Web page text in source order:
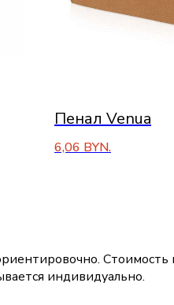
Пенал Venua
6,06 BYN.
Стоимость
индивидуально.